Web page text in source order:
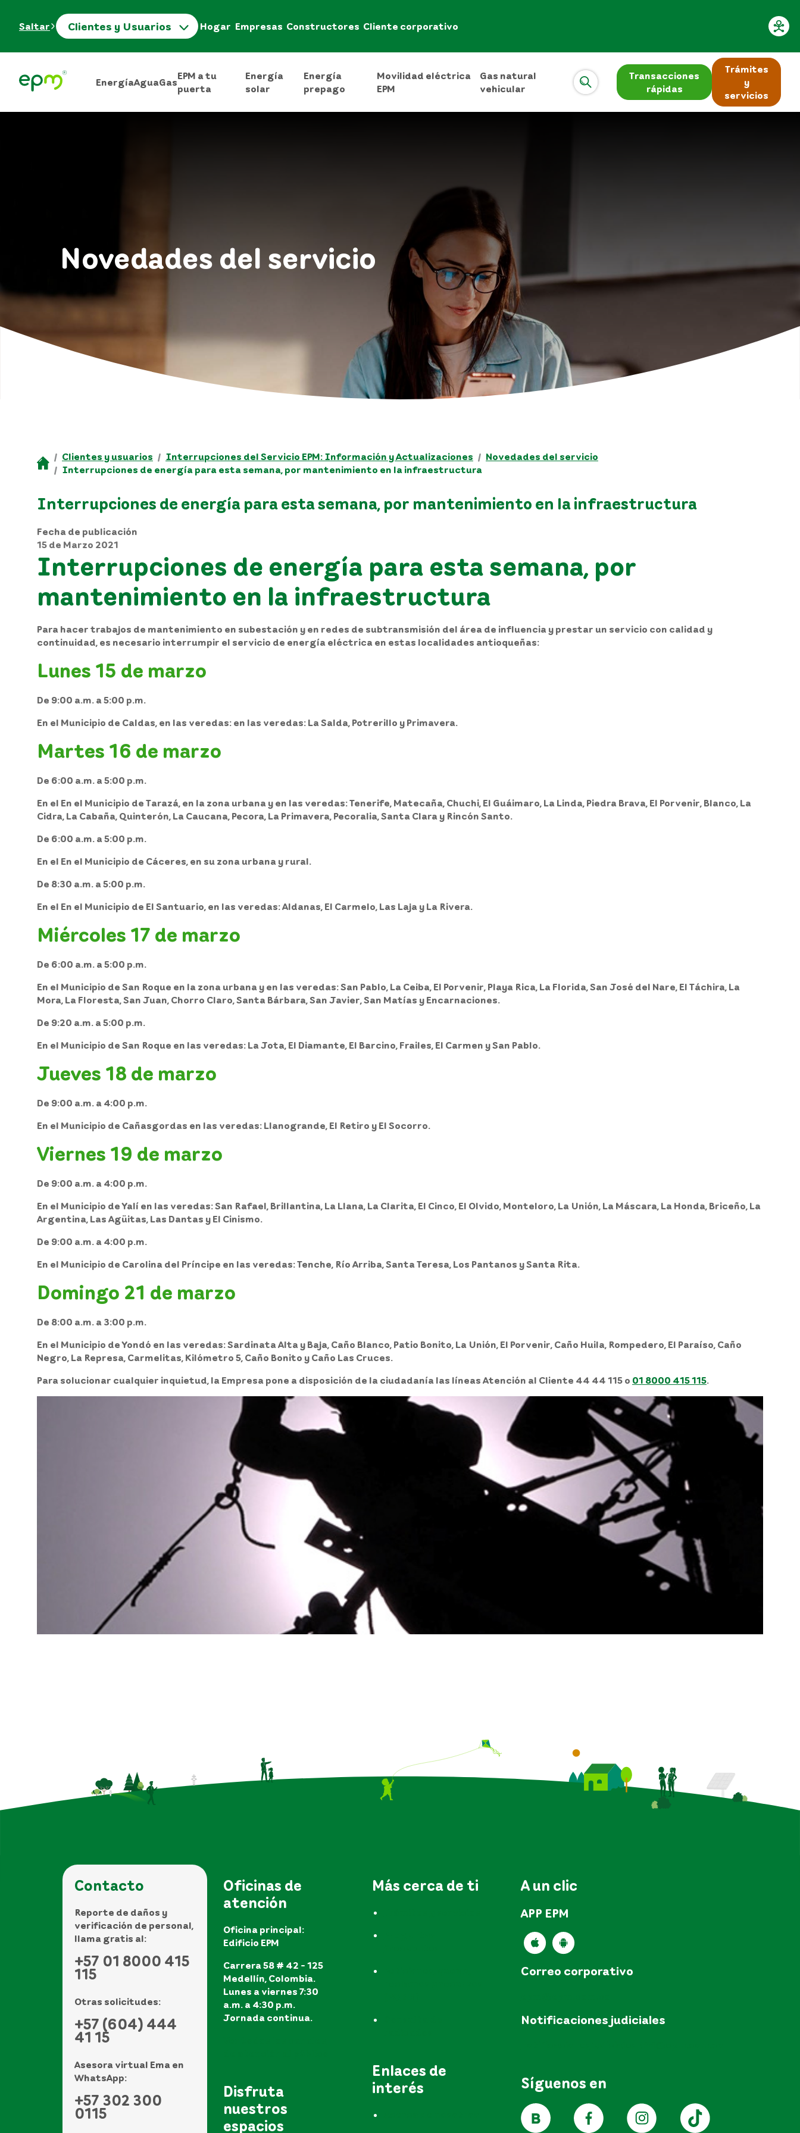
Saltar Clientes y Usuarios Hogar Empresas Constructores Cliente corporativo
EnergíaAguaGas
EPM a tu
puerta
Energía
solar
Energía
prepago
Movilidad eléctrica
EPM
Gas natural
vehicular
Transacciones
rápidas
Trámites
y
servicios
Novedades del servicio
Clientes y usuarios Interrupciones del Servicio EPM: Información y Actualizaciones
Novedades del servicio
Interrupciones de energía para esta semana, por mantenimiento en la infraestructura
Interrupciones de energía para esta semana, por mantenimiento en la infraestructura
Fecha de publicación
15 de Marzo 2021
Interrupciones de energía para esta semana, por
mantenimiento en la infraestructura
Para hacer trabajos de mantenimiento en subestación y en redes de subtransmisión del área de influencia y prestar un servicio con calidad y
continuidad, es necesario interrumpir el servicio de energía eléctrica en estas localidades antioqueñas:
Lunes 15 de marzo
De 9:00 a.m. a 5:00 p.m.
En el Municipio de Caldas, en las veredas: en las veredas: La Salda, Potrerillo y Primavera.
Martes 16 de marzo
De 6:00 a.m. a 5:00 p.m.
En el En el Municipio de Tarazá, en la zona urbana y en las veredas: Tenerife, Matecaña, Chuchi, El Guáimaro, La Linda, Piedra Brava, El Porvenir, Blanco, La
Cidra, La Cabaña, Quinterón, La Caucana, Pecora, La Primavera, Pecoralia, Santa Clara y Rincón Santo.
De 6:00 a.m. a 5:00 p.m.
En el En el Municipio de Cáceres, en su zona urbana y rural.
De 8:30 a.m. a 5:00 p.m.
En el En el Municipio de El Santuario, en las veredas: Aldanas, El Carmelo, Las Laja y La Rivera.
Miércoles 17 de marzo
De 6:00 a.m. a 5:00 p.m.
En el Municipio de San Roque en la zona urbana y en las veredas: San Pablo, La Ceiba, El Porvenir, Playa Rica, La Florida, San José del Nare, El Táchira, La
Mora, La Floresta, San Juan, Chorro Claro, Santa Bárbara, San Javier, San Matías y Encarnaciones.
De 9:20 a.m. a 5:00 p.m.
En el Municipio de San Roque en las veredas: La Jota, El Diamante, El Barcino, Frailes, El Carmen y San Pablo.
Jueves 18 de marzo
De 9:00 a.m. a 4:00 p.m.
En el Municipio de Cañasgordas en las veredas: Llanogrande, El Retiro y El Socorro.
Viernes 19 de marzo
De 9:00 a.m. a 4:00 p.m.
En el Municipio de Yalí en las veredas: San Rafael, Brillantina, La Llana, La Clarita, El Cinco, El Olvido, Monteloro, La Unión, La Máscara, La Honda, Briceño, La
Argentina, Las Agüitas, Las Dantas y El Cinismo.
De 9:00 a.m. a 4:00 p.m.
En el Municipio de Carolina del Príncipe en las veredas: Tenche, Río Arriba, Santa Teresa, Los Pantanos y Santa Rita.
Domingo 21 de marzo
De 8:00 a.m. a 3:00 p.m.
En el Municipio de Yondó en las veredas: Sardinata Alta y Baja, Caño Blanco, Patio Bonito, La Unión, El Porvenir, Caño Huila, Rompedero, El Paraíso, Caño
Negro, La Represa, Carmelitas, Kilómetro 5, Caño Bonito y Caño Las Cruces.
Para solucionar cualquier inquietud, la Empresa pone a disposición de la ciudadanía las líneas Atención al Cliente 44 44 115 o 01 8000 415 115.
Contacto
Reporte de daños y
verificación de personal,
llama gratis al:
+57 01 8000 415
115
Otras solicitudes:
+57 (604) 444
41 15
Asesora virtual Ema en
WhatsApp:
+57 302 300
0115
Oficinas de
atención
Oficina principal:
Edificio EPM
Carrera 58 # 42 - 125
Medellín, Colombia.
Lunes a viernes 7:30
a.m. a 4:30 p.m.
Jornada continua.
Disfruta
nuestros
espacios
Más cerca de ti
Enlaces de
interés
A un clic
APP EPM
Correo corporativo
Notificaciones judiciales
Síguenos en